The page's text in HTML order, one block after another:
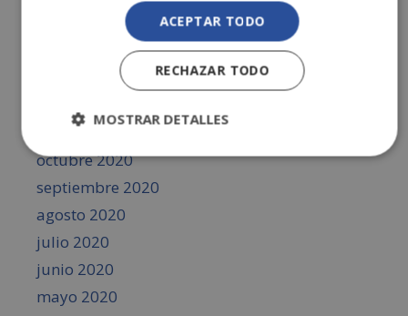
febrero 2021
noviembre 2020
octubre 2020
septiembre 2020
agosto 2020
julio 2020
junio 2020
mayo 2020
ACEPTAR TODO
RECHAZAR TODO
MOSTRAR DETALLES